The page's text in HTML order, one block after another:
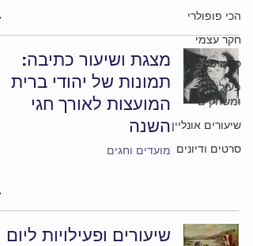
הכי פופולרי
חקר עצמי
סטטיסטיקה
פעילויות
ומשחקים
שיעורים אונליין
סרטים ודיונים
מצגת ושיעור כתיבה:
תמונות של יהודי ברית
המועצות לאורך חגי
השנה
מועדים וחגים
שיעורים ופעילויות ליום